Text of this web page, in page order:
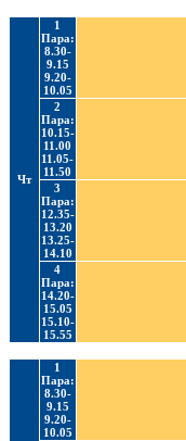
Чт
1
Пара:
8.30-
9.15
9.20-
10.05
2
Пара:
10.15-
11.00
11.05-
11.50
3
Пара:
12.35-
13.20
13.25-
14.10
4
Пара:
14.20-
15.05
15.10-
15.55
1
Пара:
8.30-
9.15
9.20-
10.05